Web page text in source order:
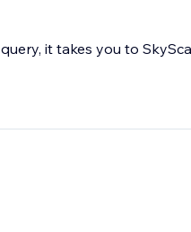
it takes you to